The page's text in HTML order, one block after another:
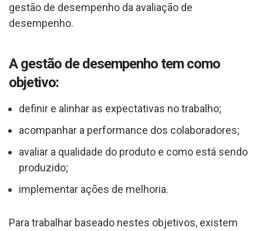
gestão de desempenho da avaliação de
desempenho.
A gestão de desempenho tem como
objetivo:
definir e alinhar as expectativas no trabalho;
acompanhar a performance dos colaboradores;
avaliar a qualidade do produto e como está sendo
produzido;
implementar ações de melhoria.
Para trabalhar baseado nestes objetivos, existem